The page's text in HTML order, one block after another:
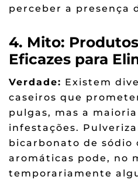
perceber a presença
4. Mito:
Eficazes para
Verdade: Existem
caseiros que
pulgas, mas a
infestações.
bicarbonato de sódio
aromáticas pode, no
temporariamente